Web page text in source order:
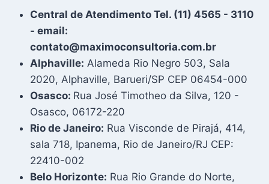
Central de Atendimento Tel. (11) 4565 - 3110
- email:
contato@maximoconsultoria.com.br
Alphaville: Alameda Rio Negro 503, Sala
2020, Alphaville, Barueri/SP CEP 06454-000
Osasco: Rua José Timotheo da Silva, 120 -
Osasco, 06172-220
Rio de Janeiro: Rua Visconde de Pirajá, 414,
sala 718, Ipanema, Rio de Janeiro/RJ CEP:
22410-002
Belo Horizonte: Rua Rio Grande do Norte,